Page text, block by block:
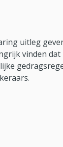
uitleg
vinden dat